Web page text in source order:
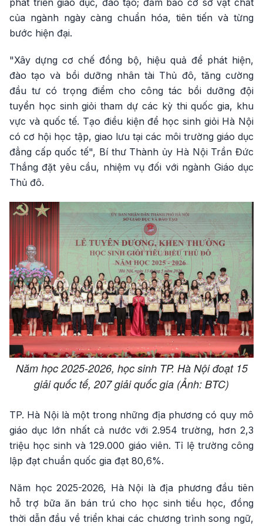
của ngành ngày càng chuẩn hóa, tiên tiến và từng
bước hiện đại.
"Xây dựng cơ chế đồng bộ, hiệu quả để phát hiện,
đào tạo và bồi dưỡng nhân tài Thủ đô, tăng cường
đầu tư có trọng điểm cho công tác bồi dưỡng đội
tuyển học sinh giỏi tham dự các kỳ thi quốc gia, khu
vực và quốc tế. Tạo điều kiện để học sinh giỏi Hà Nội
có cơ hội học tập, giao lưu tại các môi trường giáo dục
đẳng cấp quốc tế", Bí thư Thành ủy Hà Nội Trần Đức
Thắng đặt yêu cầu, nhiệm vụ đối với ngành Giáo dục
Thủ đô.
Năm học 2025-2026, học sinh TP. Hà Nội đoạt 15
giải quốc tế, 207 giải quốc gia (Ảnh: BTC)
TP. Hà Nội là một trong những địa phương có quy mô
giáo dục lớn nhất cả nước với 2.954 trường, hơn 2,3
triệu học sinh và 129.000 giáo viên. Tỉ lệ trường công
lập đạt chuẩn quốc gia đạt 80,6%.
Năm học 2025-2026, Hà Nội là địa phương đầu tiên
hỗ trợ bữa ăn bán trú cho học sinh tiểu học, đồng
thời dẫn đầu về triển khai các chương trình song ngữ,